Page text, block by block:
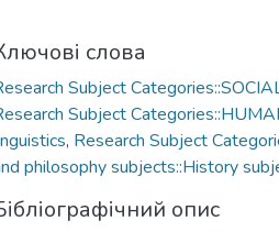
слова
Subject
Subject
, Research Subject
philosophy subjects::History
опис